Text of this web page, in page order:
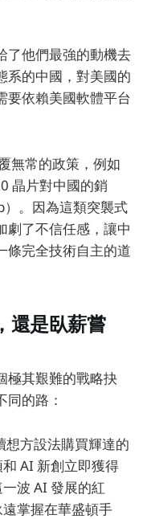
了他們最強的動機去
系的中國，對美國的
要依賴美國軟體平台
無常的政策，例如
晶片對中國的銷
。因為這類突襲式
劇了不信任感，讓中
條完全技術自主的道
還是臥薪嘗
極其艱難的戰略抉
的路：
想方設法購買輝達的
AI 新創立即獲得
波 AI 發展的紅
掌握在華盛頓手